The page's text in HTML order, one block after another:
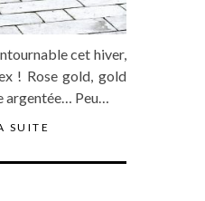
cet hiver,
! Rose gold, gold
Peu…
SUITE